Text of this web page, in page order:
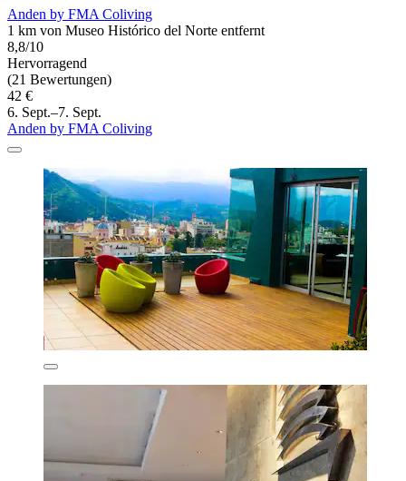
Anden by FMA Coliving
1 km von Museo Histórico del Norte entfernt
8,8/10
Hervorragend
(21 Bewertungen)
42 €
6. Sept.–7. Sept.
Anden by FMA Coliving